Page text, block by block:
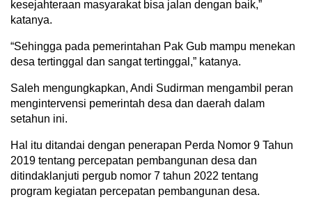
kesejahteraan masyarakat bisa jalan dengan baik,”
katanya.
“Sehingga pada pemerintahan Pak Gub mampu menekan
desa tertinggal dan sangat tertinggal,” katanya.
Saleh mengungkapkan, Andi Sudirman mengambil peran
mengintervensi pemerintah desa dan daerah dalam
setahun ini.
Hal itu ditandai dengan penerapan Perda Nomor 9 Tahun
2019 tentang percepatan pembangunan desa dan
ditindaklanjuti pergub nomor 7 tahun 2022 tentang
program kegiatan percepatan pembangunan desa.